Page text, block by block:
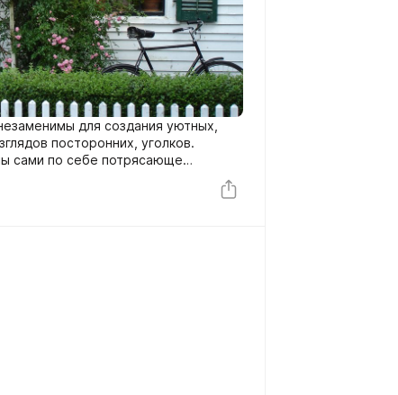
для создания уютных,
посторонних, уголков.
сами по себе потрясающе